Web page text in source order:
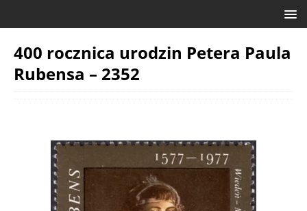
400 rocznica urodzin Petera Paula
Rubensa – 2352